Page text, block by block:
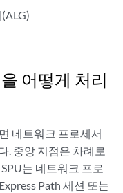
어떻게 처리
네트워크 프로세서
. 중앙 지점은 차례로
는 네트워크 프로
Path 세션 또는